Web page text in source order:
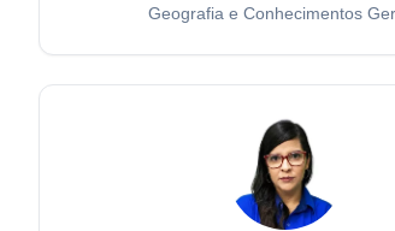
Geografia e Conhecimentos